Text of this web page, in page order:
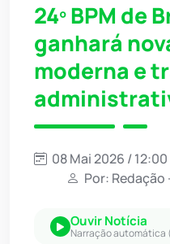
24º BPM de
ganhará
moderna e
08 Mai 2026 / 12:00
Por:
Ouvir Notícia
Narração automática